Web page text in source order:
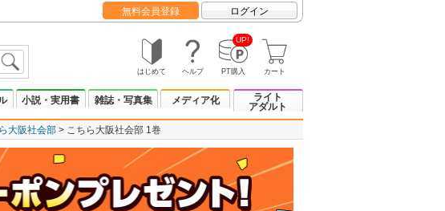
無料会員登録 ログイン
はじめて ヘルプ
UP!
PT購入 カート
小説・実用書 雑誌・写真集 メディア化
ライト
アダルト
大阪社会部 こちら大阪社会部 1巻